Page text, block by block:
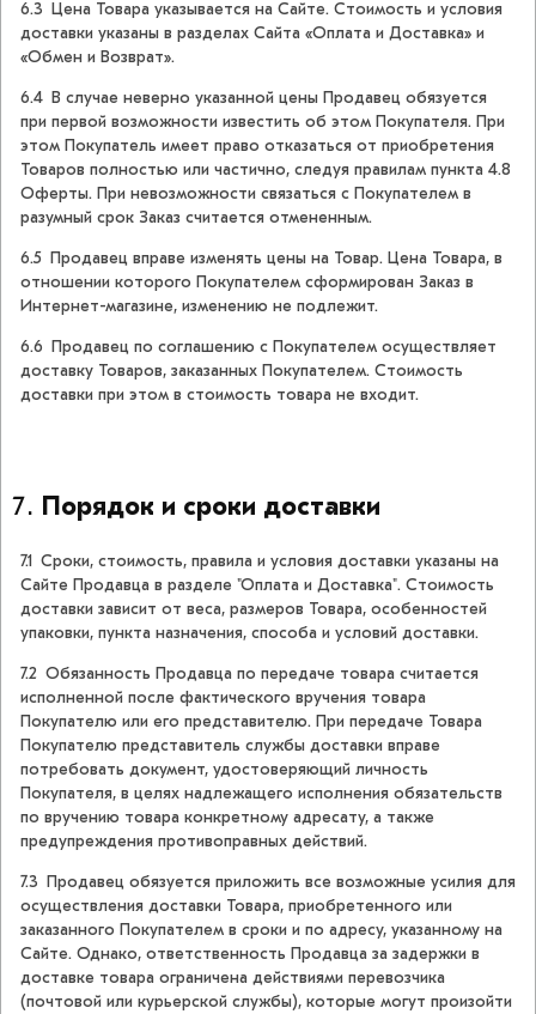
6.3 Цена Товара указывается на Сайте. Стоимость и условия
доставки указаны в разделах Сайта «Оплата и Доставка» и
«Обмен и Возврат».
6.4 В случае неверно указанной цены Продавец обязуется
при первой возможности известить об этом Покупателя. При
этом Покупатель имеет право отказаться от приобретения
Товаров полностью или частично, следуя правилам пункта 4.8
Оферты. При невозможности связаться с Покупателем в
разумный срок Заказ считается отмененным.
6.5 Продавец вправе изменять цены на Товар. Цена Товара, в
отношении которого Покупателем сформирован Заказ в
Интернет-магазине, изменению не подлежит.
6.6 Продавец по соглашению с Покупателем осуществляет
доставку Товаров, заказанных Покупателем. Стоимость
доставки при этом в стоимость товара не входит.
Порядок и сроки доставки
7.1 Сроки, стоимость, правила и условия доставки указаны на
Сайте Продавца в разделе "Оплата и Доставка". Стоимость
доставки зависит от веса, размеров Товара, особенностей
упаковки, пункта назначения, способа и условий доставки.
7.2 Обязанность Продавца по передаче товара считается
исполненной после фактического вручения товара
Покупателю или его представителю. При передаче Товара
Покупателю представитель службы доставки вправе
потребовать документ, удостоверяющий личность
Покупателя, в целях надлежащего исполнения обязательств
по вручению товара конкретному адресату, а также
предупреждения противоправных действий.
7.3 Продавец обязуется приложить все возможные усилия для
осуществления доставки Товара, приобретенного или
заказанного Покупателем в сроки и по адресу, указанному на
Сайте. Однако, ответственность Продавца за задержки в
доставке товара ограничена действиями перевозчика
(почтовой или курьерской службы), которые могут произойти